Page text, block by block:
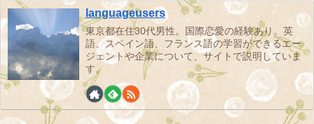
languageusers
東京都在住30代男性。国際恋愛の経験あり。英
語、スペイン語、フランス語の学習ができるエー
ジェントや企業について、サイトで説明していま
す。